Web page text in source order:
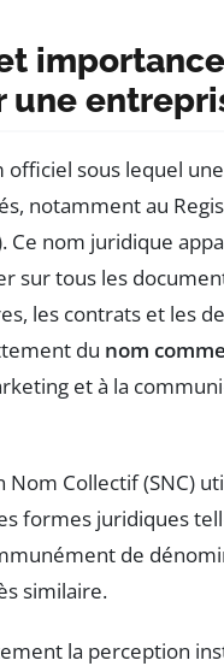
une
officiel sous lequel
notamment au
Ce nom juridique
sur tous les
les contrats et les
du nom
et à la
Collectif (SNC)
formes juridiques
de
similaire.
la perception